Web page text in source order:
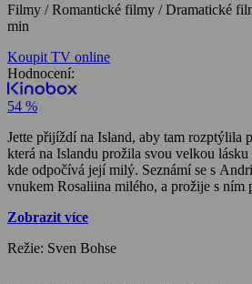
Filmy / Romantické filmy / Dramatické
min
Koupit TV online
Hodnocení:
54 %
Jette přijíždí na Island, aby tam rozptýlila
která na Islandu prožila svou velkou
kde odpočívá její milý. Seznámí se s
vnukem Rosaliina milého, a prožije s ním
Zobrazit více
Režie: Sven Bohse